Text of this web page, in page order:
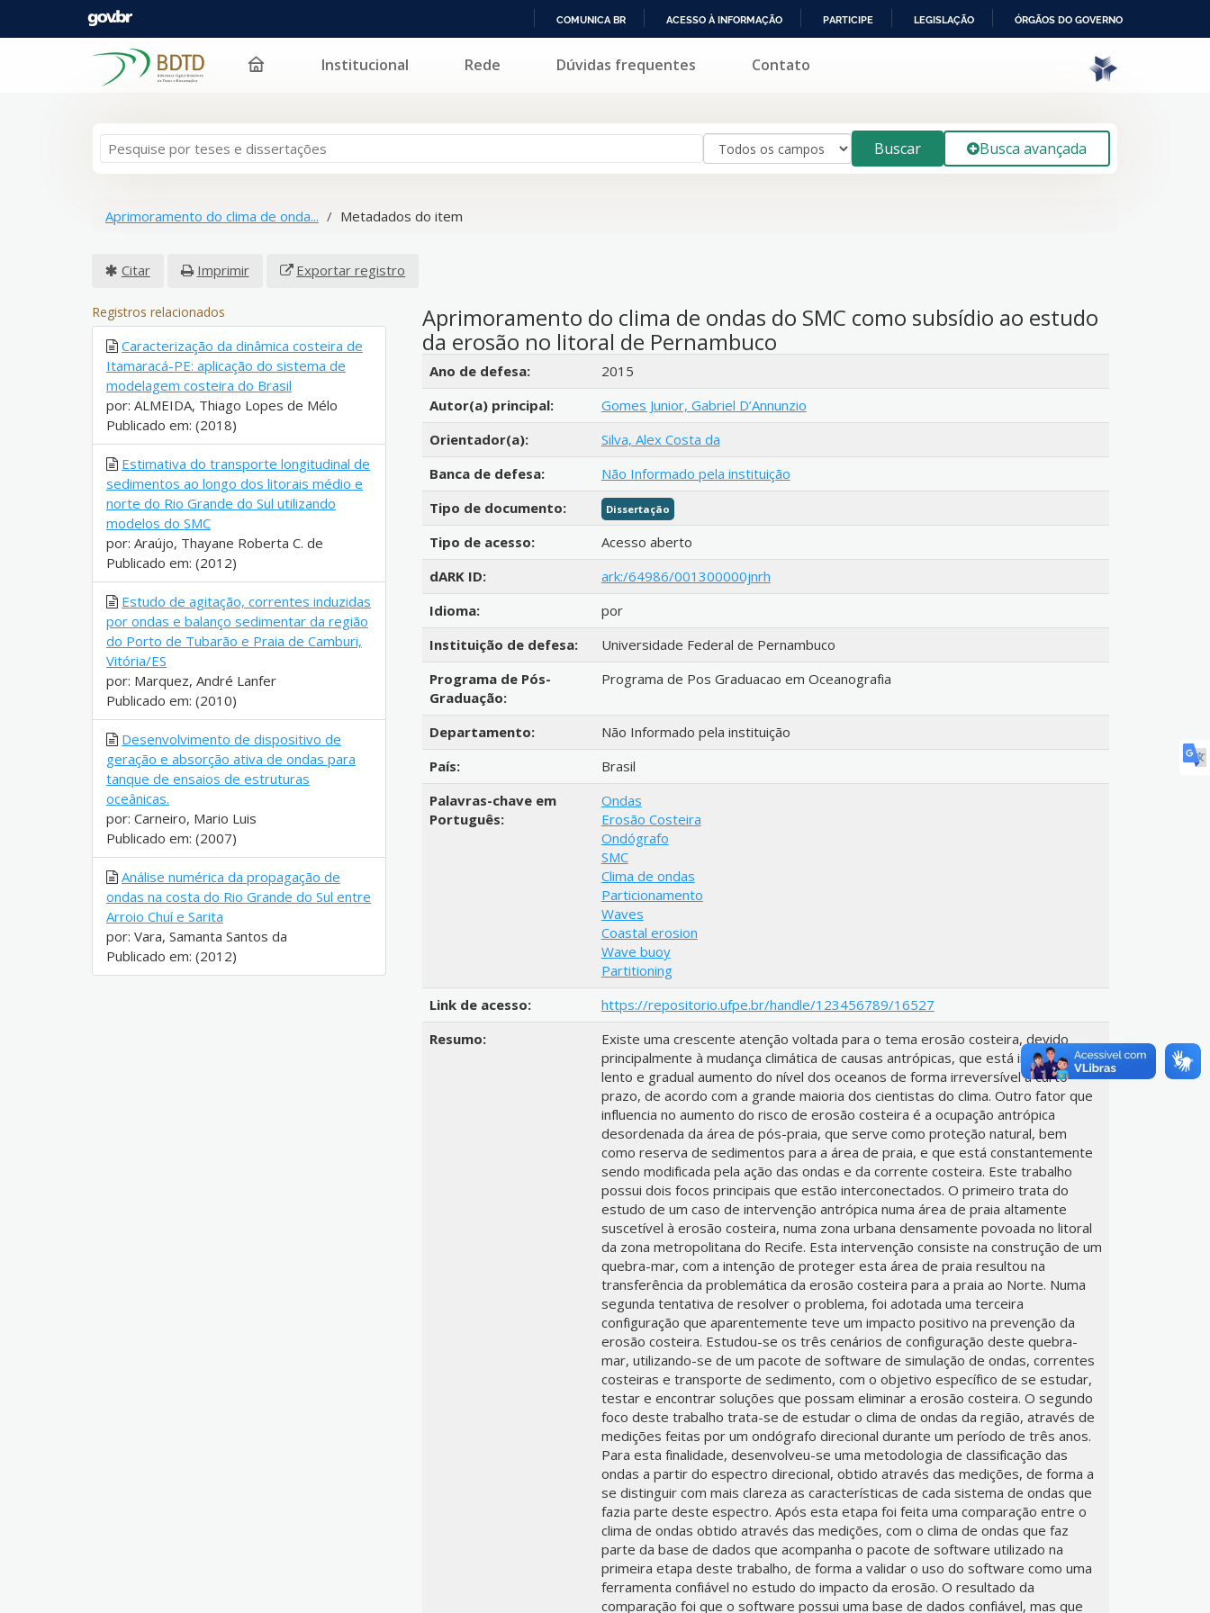
PARA
COMUNICA BR ACESSO À INFORMAÇÃO PARTICIPE LEGISLAÇÃO ÓRGÃOS DO GOVERNO
Pular para o conteúdo Institucional Rede Dúvidas frequentes Contato
Buscar Busca avançada
Aprimoramento do clima de onda... Metadados do item
Citar Imprimir Exportar registro
Aprimoramento do clima de ondas do SMC como subsídio ao estudo
da erosão no litoral de Pernambuco
Detalhes bibliográficos
Ano de defesa:
2015
Autor(a) principal:
Gomes Junior, Gabriel D’Annunzio
Orientador(a):
Silva, Alex Costa da
Banca de defesa:
Não Informado pela instituição
Tipo de documento:
Dissertação
Tipo de acesso:
Acesso aberto
dARK ID:
ark:/64986/001300000jnrh
Idioma:
por
Instituição de defesa:
Universidade Federal de Pernambuco
Programa de Pós-
Graduação:
Programa de Pos Graduacao em Oceanografia
Departamento:
Não Informado pela instituição
País:
Brasil
Palavras-chave em
Português:
Ondas
Erosão Costeira
Ondógrafo
SMC
Clima de ondas
Particionamento
Waves
Coastal erosion
Wave buoy
Partitioning
Link de acesso:
https://repositorio.ufpe.br/handle/123456789/16527
Resumo:
Existe uma crescente atenção voltada para o tema erosão costeira, devido
principalmente à mudança climática de causas antrópicas, que está induzindo ao
lento e gradual aumento do nível dos oceanos de forma irreversível a curto
prazo, de acordo com a grande maioria dos cientistas do clima. Outro fator que
influencia no aumento do risco de erosão costeira é a ocupação antrópica
desordenada da área de pós-praia, que serve como proteção natural, bem
como reserva de sedimentos para a área de praia, e que está constantemente
sendo modificada pela ação das ondas e da corrente costeira. Este trabalho
possui dois focos principais que estão interconectados. O primeiro trata do
estudo de um caso de intervenção antrópica numa área de praia altamente
suscetível à erosão costeira, numa zona urbana densamente povoada no litoral
da zona metropolitana do Recife. Esta intervenção consiste na construção de um
quebra-mar, com a intenção de proteger esta área de praia resultou na
transferência da problemática da erosão costeira para a praia ao Norte. Numa
segunda tentativa de resolver o problema, foi adotada uma terceira
configuração que aparentemente teve um impacto positivo na prevenção da
erosão costeira. Estudou-se os três cenários de configuração deste quebra-
mar, utilizando-se de um pacote de software de simulação de ondas, correntes
costeiras e transporte de sedimento, com o objetivo específico de se estudar,
testar e encontrar soluções que possam eliminar a erosão costeira. O segundo
foco deste trabalho trata-se de estudar o clima de ondas da região, através de
medições feitas por um ondógrafo direcional durante um período de três anos.
Para esta finalidade, desenvolveu-se uma metodologia de classificação das
ondas a partir do espectro direcional, obtido através das medições, de forma a
se distinguir com mais clareza as características de cada sistema de ondas que
fazia parte deste espectro. Após esta etapa foi feita uma comparação entre o
clima de ondas obtido através das medições, com o clima de ondas que faz
parte da base de dados que acompanha o pacote de software utilizado na
primeira etapa deste trabalho, de forma a validar o uso do software como uma
ferramenta confiável no estudo do impacto da erosão. O resultado da
comparação foi que o software possui uma base de dados confiável, mas que
Registros relacionados
Caracterização da dinâmica costeira de
Itamaracá-PE: aplicação do sistema de
modelagem costeira do Brasil
por: ALMEIDA, Thiago Lopes de Mélo
Publicado em: (2018)
Estimativa do transporte longitudinal de
sedimentos ao longo dos litorais médio e
norte do Rio Grande do Sul utilizando
modelos do SMC
por: Araújo, Thayane Roberta C. de
Publicado em: (2012)
Estudo de agitação, correntes induzidas
por ondas e balanço sedimentar da região
do Porto de Tubarão e Praia de Camburi,
Vitória/ES
por: Marquez, André Lanfer
Publicado em: (2010)
Desenvolvimento de dispositivo de
geração e absorção ativa de ondas para
tanque de ensaios de estruturas
oceânicas.
por: Carneiro, Mario Luis
Publicado em: (2007)
Análise numérica da propagação de
ondas na costa do Rio Grande do Sul entre
Arroio Chuí e Sarita
por: Vara, Samanta Santos da
Publicado em: (2012)